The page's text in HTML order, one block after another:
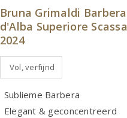
Bruna Grimaldi Barbera
d'Alba Superiore Scassa
2024
Vol, verfijnd
Sublieme Barbera
Elegant & geconcentreerd